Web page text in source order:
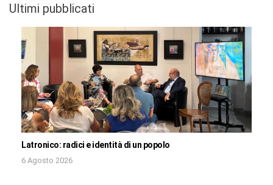
Ultimi pubblicati
Latronico: radici e identità di un popolo
6 Agosto 2026